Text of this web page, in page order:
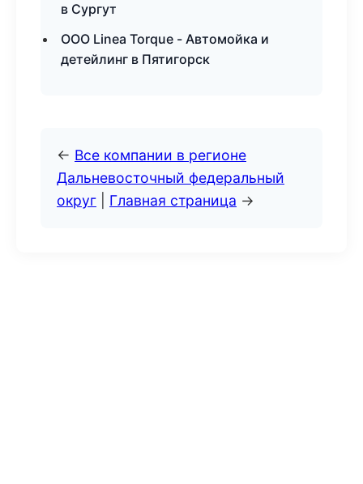
в Сургут
ООО Linea Torque - Автомойка и
детейлинг в Пятигорск
← Все компании в регионе
Дальневосточный федеральный
округ
Главная страница →